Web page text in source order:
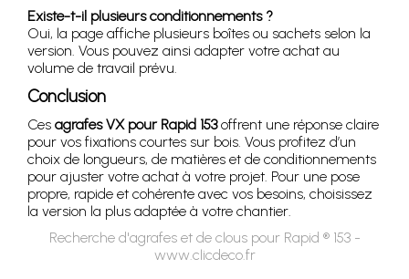
Existe-t-il plusieurs conditionnements ?
Oui, la page affiche plusieurs boîtes ou sachets selon la
version. Vous pouvez ainsi adapter votre achat au
volume de travail prévu.
Conclusion
Ces agrafes VX pour Rapid 153offrent une réponse claire
pour vos fixations courtes sur bois. Vous profitez d’un
choix de longueurs, de matières et de conditionnements
pour ajuster votre achat à votre projet. Pour une pose
propre, rapide et cohérente avec vos besoins, choisissez
la version la plus adaptée à votre chantier.
Recherche d'agrafes et de clous pour Rapid ® 153 -
www.clicdeco.fr